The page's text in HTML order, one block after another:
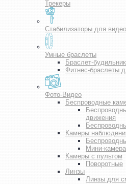
Трекеры
Стабилизаторы для видео
Умные браслеты
Браслет-будильник
Фитнес-браслеты
Фото-Видео
Беспроводные
движения
Камеры
Мини-камера
Камеры с пультом
Поворотные
Линзы
Линзы для